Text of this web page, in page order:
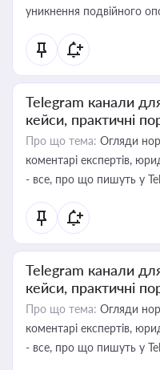
уникнення подвійного
Telegram канали
кейси, практичні
Про що тема: Огляди
коментарі експертів,
- все, про що пишуть у
Telegram канали
кейси, практичні
Про що тема: Огляди
коментарі експертів,
- все, про що пишуть у